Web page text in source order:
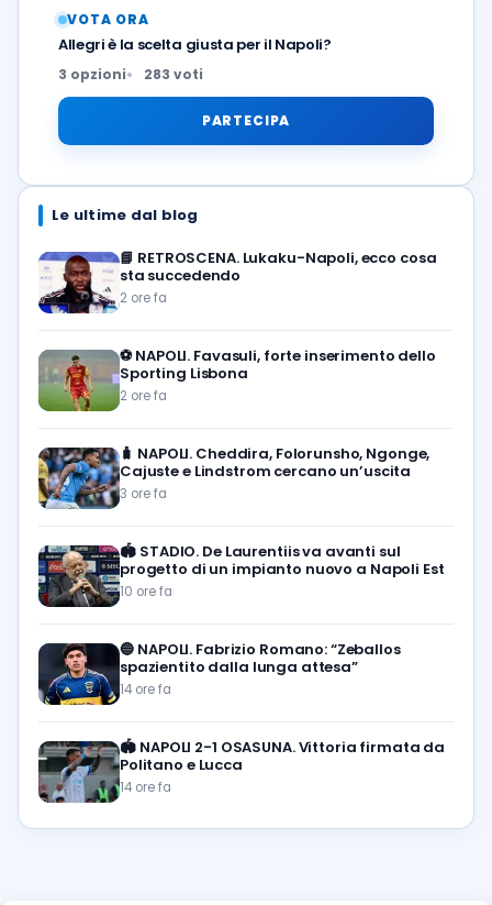
VOTA ORA
Allegri è la scelta giusta per il Napoli?
3 opzioni 283 voti
PARTECIPA
Le ultime dal blog
📘 RETROSCENA. Lukaku-Napoli, ecco cosa
sta succedendo
2 ore fa
⚽️ NAPOLI. Favasuli, forte inserimento dello
Sporting Lisbona
2 ore fa
🧳 NAPOLI. Cheddira, Folorunsho, Ngonge,
Cajuste e Lindstrom cercano un’uscita
3 ore fa
🏟️ STADIO. De Laurentiis va avanti sul
progetto di un impianto nuovo a Napoli Est
10 ore fa
🔵 NAPOLI. Fabrizio Romano: “Zeballos
spazientito dalla lunga attesa”
14 ore fa
🏟️ NAPOLI 2-1 OSASUNA. Vittoria firmata da
Politano e Lucca
14 ore fa